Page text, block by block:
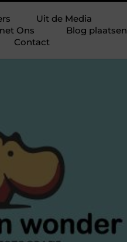
Uit de Media
Ons
Blog plaatsen
Contact